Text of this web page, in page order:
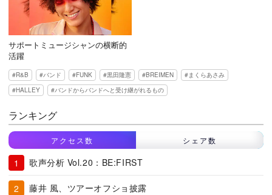
サポートミュージシャンの横断的
活躍
R&B バンド FUNK 黒田隆憲 BREIMEN
まくらあさみ
HALLEY
バンドからバンドへと受け継がれるもの
ランキング
アクセス数 シェア数
歌声分析 Vol.20：BE:FIRST
藤井 風、ツアーオフショ披露